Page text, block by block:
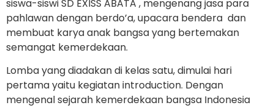
siswa-siswi SD EXISS ABATA , mengenang jasa para
pahlawan dengan berdo’a, upacara bendera dan
membuat karya anak bangsa yang bertemakan
semangat kemerdekaan.
Lomba yang diadakan di kelas satu, dimulai hari
pertama yaitu kegiatan introduction. Dengan
mengenal sejarah kemerdekaan bangsa Indonesia